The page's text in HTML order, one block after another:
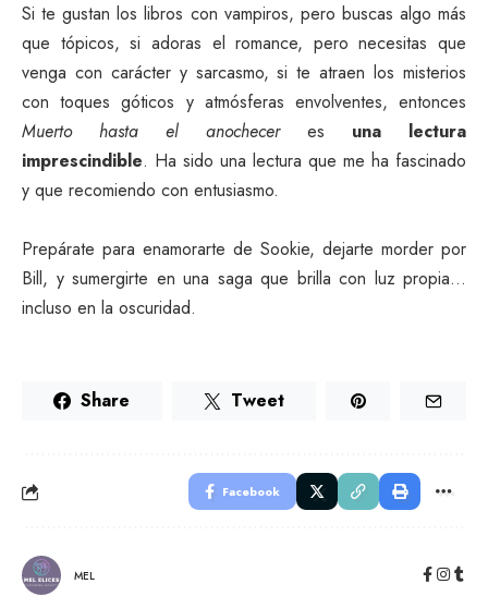
Si te gustan los libros con vampiros, pero buscas algo más
que tópicos, si adoras el romance, pero necesitas que
venga con carácter y sarcasmo, si te atraen los misterios
con toques góticos y atmósferas envolventes, entonces
Muerto hasta el anocheceres una lectura
imprescindible. Ha sido una lectura que me ha fascinado
y que recomiendo con entusiasmo.
Prepárate para enamorarte de Sookie, dejarte morder por
Bill, y sumergirte en una saga que brilla con luz propia…
incluso en la oscuridad.
Share Tweet
Facebook
MEL